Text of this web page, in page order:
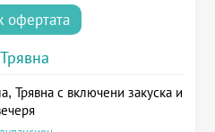
офертата
Трявна
Трявна с включени закуска и